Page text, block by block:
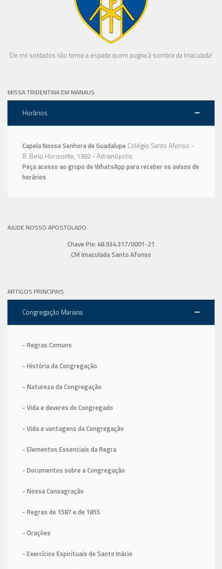
De mil soldados não teme a espada quem pugna à sombra da Imaculada!
MISSA TRIDENTINA EM MANAUS
Horários
Capela Nossa Senhora de Guadalupe Colégio Santo Afonso -
R. Belo Horizonte, 1382 - Adrianópolis
Peça acesso ao grupo de WhatsApp para receber os avisos de
horários
AJUDE NOSSO APOSTOLADO
Chave Pix: 48.934.317/0001-21
CM Imaculada Santo Afonso
ARTIGOS PRINCIPAIS
Congregação Mariana
- Regras Comuns
- História da Congregação
- Natureza da Congregação
- Vida e deveres do Congregado
- Vida e vantagens da Congregação
- Elementos Essenciais da Regra
- Documentos sobre a Congregação
- Nossa Consagração
- Regras de 1587 e de 1855
- Orações
- Exercícios Espirituais de Santo Inácio